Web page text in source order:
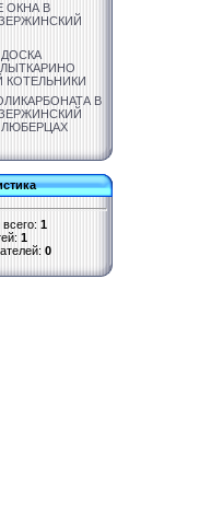
ОКНА В
ДОСКА
КОТЕЛЬНИКИ
В
ЛЮБЕРЦАХ
1
1
0